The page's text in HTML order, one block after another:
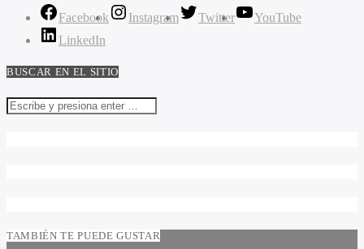
Facebook Instagram Twitter
YouTube
LinkedIn
BUSCAR EN EL SITIO
TAMBIÉN TE PUEDE GUSTAR